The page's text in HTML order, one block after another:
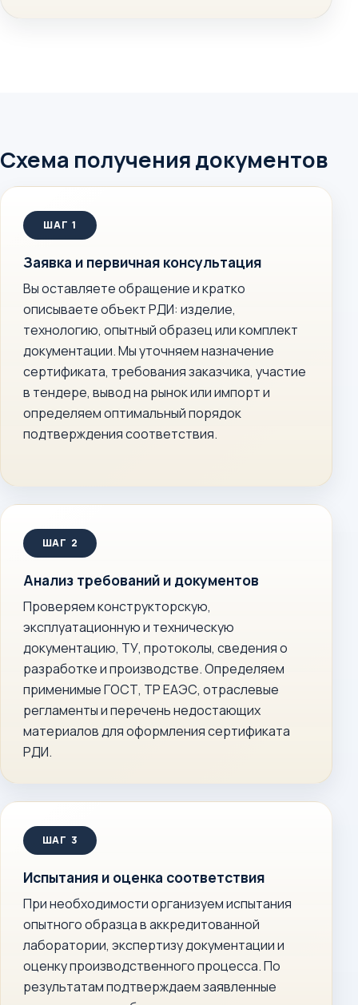
Схема получения документов
Заявка и первичная консультация
Вы оставляете обращение и кратко
описываете объект РДИ: изделие,
технологию, опытный образец или комплект
документации. Мы уточняем назначение
сертификата, требования заказчика, участие
в тендере, вывод на рынок или импорт и
определяем оптимальный порядок
подтверждения соответствия.
Анализ требований и документов
Проверяем конструкторскую,
эксплуатационную и техническую
документацию, ТУ, протоколы, сведения о
разработке и производстве. Определяем
применимые ГОСТ, ТР ЕАЭС, отраслевые
регламенты и перечень недостающих
материалов для оформления сертификата
РДИ.
Испытания и оценка соответствия
При необходимости организуем испытания
опытного образца в аккредитованной
лаборатории, экспертизу документации и
оценку производственного процесса. По
результатам подтверждаем заявленные